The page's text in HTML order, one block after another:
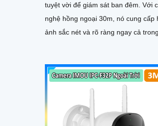
tuyệt vời để giám sát ban đêm. Với công
nghệ hồng ngoại 30m, nó cung cấp
ảnh sắc nét và rõ ràng ngay cả trong